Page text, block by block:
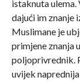
istaknuta ulema.
dajući im znanje
Muslimane je
primjene znanja
poljoprivrednik.
uvijek